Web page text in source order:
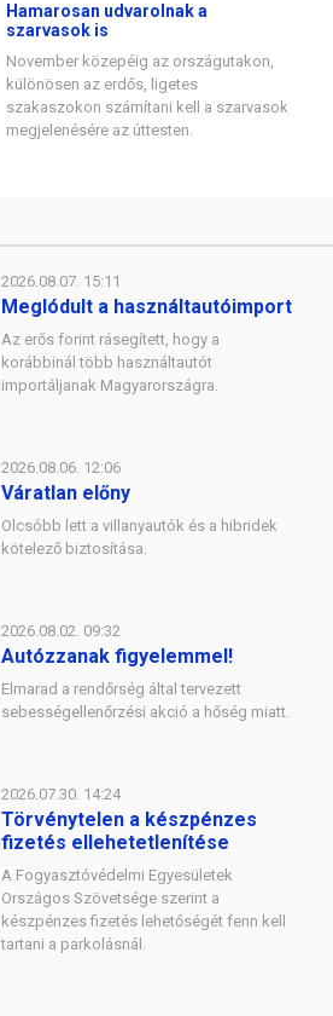
Hamarosan udvarolnak a
szarvasok is
November közepéig az országutakon,
különösen az erdős, ligetes
szakaszokon számítani kell a szarvasok
megjelenésére az úttesten.
2026.08.07. 15:11
Meglódult a használtautóimport
Az erős forint rásegített, hogy a
korábbinál több használtautót
importáljanak Magyarországra.
2026.08.06. 12:06
Váratlan előny
Olcsóbb lett a villanyautók és a hibridek
kötelező biztosítása.
2026.08.02. 09:32
Autózzanak figyelemmel!
Elmarad a rendőrség által tervezett
sebességellenőrzési akció a hőség miatt.
2026.07.30. 14:24
Törvénytelen a készpénzes
fizetés ellehetetlenítése
A Fogyasztóvédelmi Egyesületek
Országos Szövetsége szerint a
készpénzes fizetés lehetőségét fenn kell
tartani a parkolásnál.